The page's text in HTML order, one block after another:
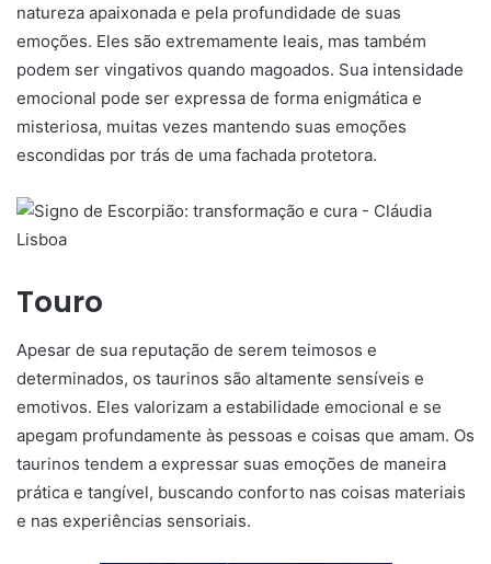
natureza apaixonada e pela profundidade de suas
emoções. Eles são extremamente leais, mas também
podem ser vingativos quando magoados. Sua intensidade
emocional pode ser expressa de forma enigmática e
misteriosa, muitas vezes mantendo suas emoções
escondidas por trás de uma fachada protetora.
Touro
Apesar de sua reputação de serem teimosos e
determinados, os taurinos são altamente sensíveis e
emotivos. Eles valorizam a estabilidade emocional e se
apegam profundamente às pessoas e coisas que amam. Os
taurinos tendem a expressar suas emoções de maneira
prática e tangível, buscando conforto nas coisas materiais
e nas experiências sensoriais.